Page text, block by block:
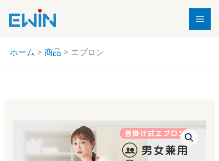
ホーム 商品 エプロン